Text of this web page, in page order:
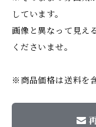
しています。
画像と異なって見え
くださいませ。
※商品価格は送料を